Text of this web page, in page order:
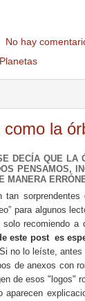
No hay
Planetas
la
DECÍA QUE LA
PENSAMOS,
MANERA
para algunos
solo recomiendo a
este post es
no lo leíste, antes
de anexos con
de esos "logos"
aparecen